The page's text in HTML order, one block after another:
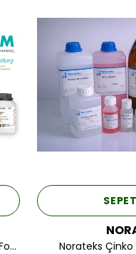
Tekkim Fosforik Asit % 85 Extra Pure, Food Quality (Plastik Ambalaj) 1LT. Norateks Çinko